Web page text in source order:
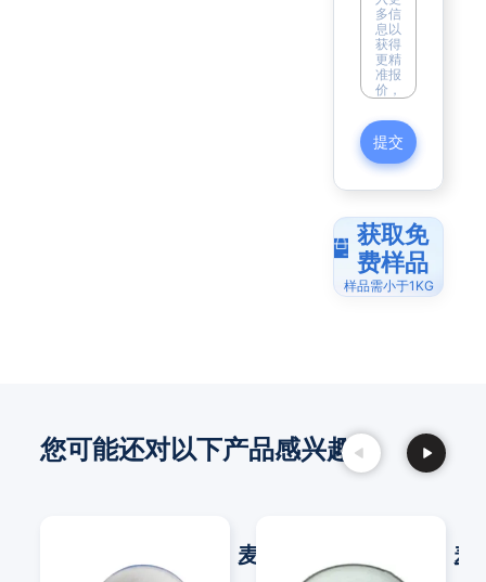
提交
获取免
费样品
样品需小于1KG
您可能还对以下产品感兴趣：
麦芽糊精 麦